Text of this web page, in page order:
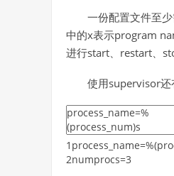
一份配置文件至
中的x表示program
进行start、restart、
使用supervisor还
1
2
process_name=%(
numprocs=3